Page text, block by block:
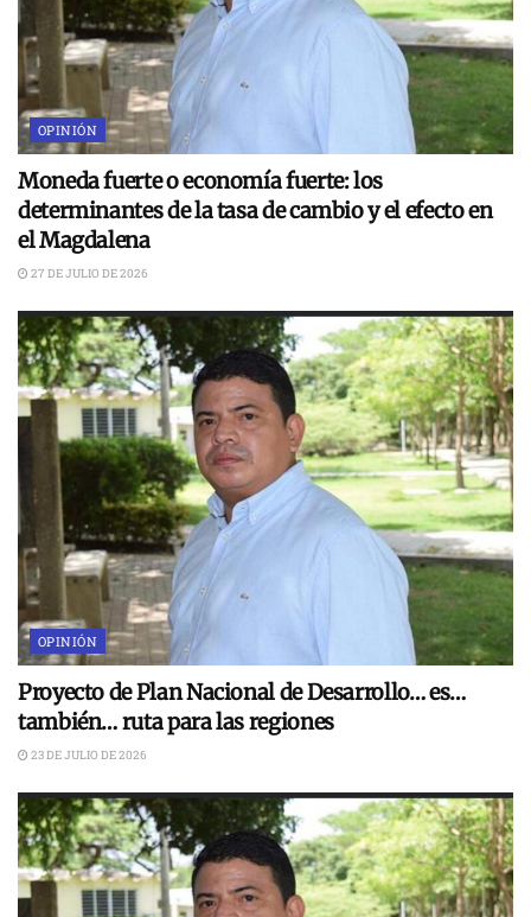
OPINIÓN
Moneda fuerte o economía fuerte: los
determinantes de la tasa de cambio y el efecto en
el Magdalena
27 DE JULIO DE 2026
OPINIÓN
Proyecto de Plan Nacional de Desarrollo… es…
también… ruta para las regiones
23 DE JULIO DE 2026